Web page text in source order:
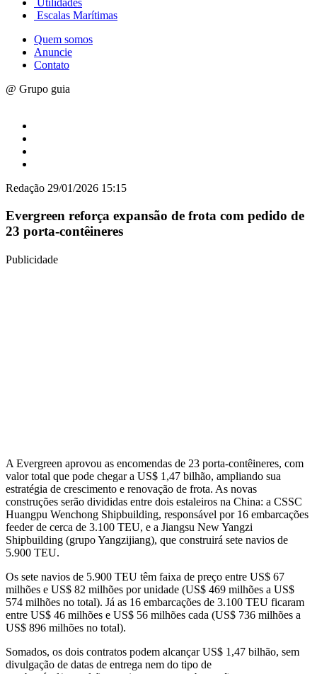
Utilidades
Escalas Marítimas
Quem somos
Anuncie
Contato
@ Grupo guia
Redação 29/01/2026 15:15
Evergreen reforça expansão de frota com pedido de
23 porta-contêineres
Publicidade
A Evergreen aprovou as encomendas de 23 porta-contêineres, com
valor total que pode chegar a US$ 1,47 bilhão, ampliando sua
estratégia de crescimento e renovação de frota. As novas
construções serão divididas entre dois estaleiros na China: a CSSC
Huangpu Wenchong Shipbuilding, responsável por 16 embarcações
feeder de cerca de 3.100 TEU, e a Jiangsu New Yangzi
Shipbuilding (grupo Yangzijiang), que construirá sete navios de
5.900 TEU.
Os sete navios de 5.900 TEU têm faixa de preço entre US$ 67
milhões e US$ 82 milhões por unidade (US$ 469 milhões a US$
574 milhões no total). Já as 16 embarcações de 3.100 TEU ficaram
entre US$ 46 milhões e US$ 56 milhões cada (US$ 736 milhões a
US$ 896 milhões no total).
Somados, os dois contratos podem alcançar US$ 1,47 bilhão, sem
divulgação de datas de entrega nem do tipo de